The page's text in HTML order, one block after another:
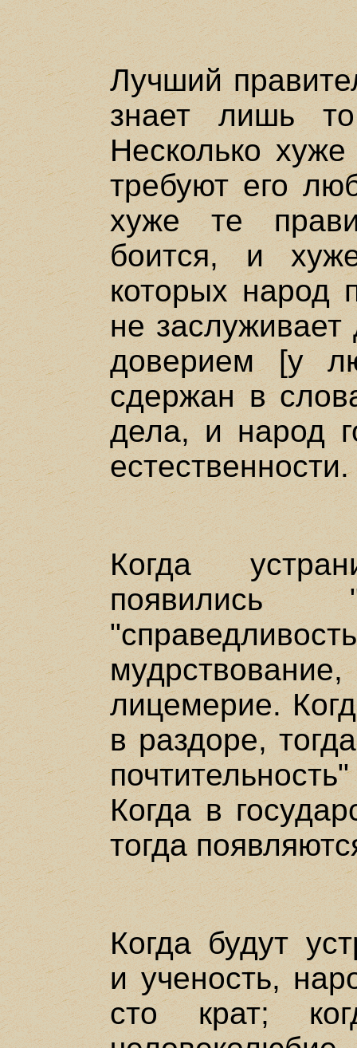
Лучший
знает лишь
Несколько
требуют его
хуже те
боится, и
которых народ
не заслуживает
доверием [у
сдержан в
дела, и народ
естественности.
Когда
появились
лицемерие.
в раздоре,
Когда в
тогда
Когда будут
и ученость,
сто крат;